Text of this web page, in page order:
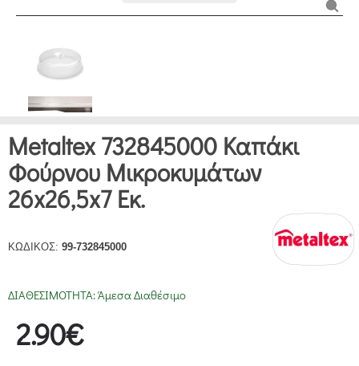
Metaltex 732845000 Καπάκι
Φούρνου Μικροκυμάτων
26x26,5x7 Εκ.
ΚΩΔΙΚΟΣ: 99-732845000
ΔΙΑΘΕΣΙΜΟΤΗΤΑ:Άμεσα Διαθέσιμο
2.90€